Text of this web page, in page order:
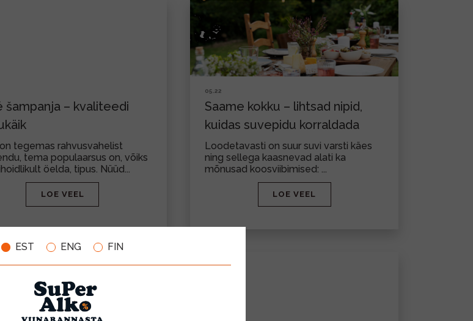
EST ENG FIN
šampanja – kvaliteedi
tegemas rahvusvahelist
tema populaarsus on, võiks
öelda, tipus. Nüüd...
LOE VEEL
05.22
Saame kokku – lihtsad nipid,
kuidas suvepidu korraldada
Loodetavasti on suur suvi varsti käes
ning sellega kaasnevad alati ka
mõnusad koosviibimised: ...
LOE VEEL